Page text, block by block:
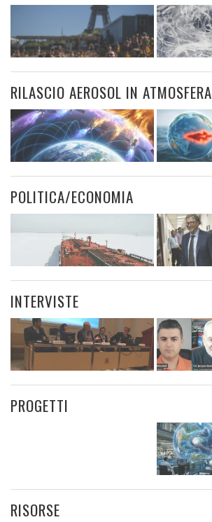
RILASCIO AEROSOL IN ATMOSFERA
POLITICA/ECONOMIA
INTERVISTE
PROGETTI
RISORSE